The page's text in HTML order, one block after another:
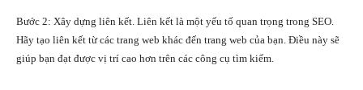
Bước 2: Xây dựng liên kết. Liên kết là một yếu tố quan trọng trong SEO.
Hãy tạo liên kết từ các trang web khác đến trang web của bạn. Điều này sẽ
giúp bạn đạt được vị trí cao hơn trên các công cụ tìm kiếm.